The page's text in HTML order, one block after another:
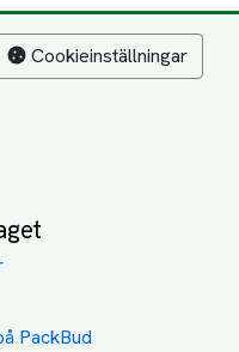
Cookieinställningar
PackBud